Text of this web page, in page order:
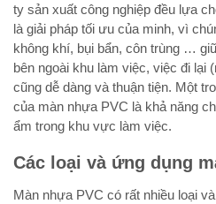
ty sản xuất công nghiệp đều lựa
là giải pháp tối ưu của minh, vì
không khí, bụi bẩn, côn trùng …
bên ngoài khu làm việc, việc đi lại
cũng dễ dàng và thuận tiện. Một
của màn nhựa PVC là khả năng
ẩm trong khu vực làm việc.
Các loại và ứng dụng
Màn nhựa PVC có rất nhiều loại